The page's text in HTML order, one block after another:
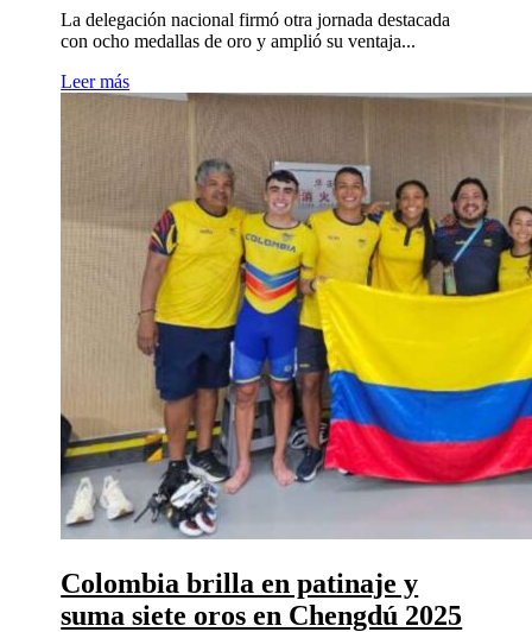
La delegación nacional firmó otra jornada destacada
con ocho medallas de oro y amplió su ventaja...
Leer más
Colombia brilla en patinaje y
suma siete oros en Chengdú 2025